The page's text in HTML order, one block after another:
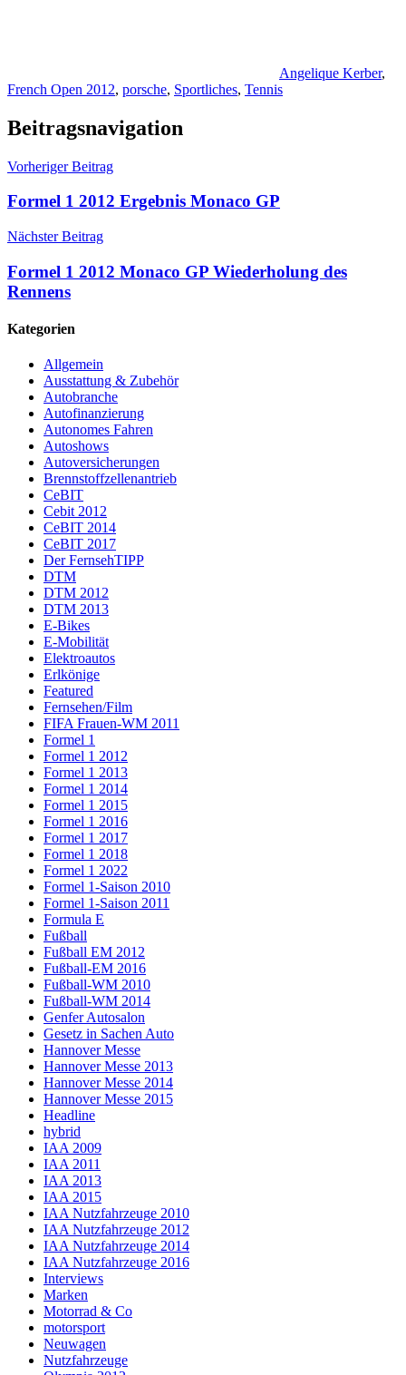
Angelique Kerber,
French Open 2012, porsche, Sportliches, Tennis
Beitragsnavigation
Vorheriger Beitrag
Formel 1 2012 Ergebnis Monaco GP
Nächster Beitrag
Formel 1 2012 Monaco GP Wiederholung des
Rennens
Kategorien
Allgemein
Ausstattung & Zubehör
Autobranche
Autofinanzierung
Autonomes Fahren
Autoshows
Autoversicherungen
Brennstoffzellenantrieb
CeBIT
Cebit 2012
CeBIT 2014
CeBIT 2017
Der FernsehTIPP
DTM
DTM 2012
DTM 2013
E-Bikes
E-Mobilität
Elektroautos
Erlkönige
Featured
Fernsehen/Film
FIFA Frauen-WM 2011
Formel 1
Formel 1 2012
Formel 1 2013
Formel 1 2014
Formel 1 2015
Formel 1 2016
Formel 1 2017
Formel 1 2018
Formel 1 2022
Formel 1-Saison 2010
Formel 1-Saison 2011
Formula E
Fußball
Fußball EM 2012
Fußball-EM 2016
Fußball-WM 2010
Fußball-WM 2014
Genfer Autosalon
Gesetz in Sachen Auto
Hannover Messe
Hannover Messe 2013
Hannover Messe 2014
Hannover Messe 2015
Headline
hybrid
IAA 2009
IAA 2011
IAA 2013
IAA 2015
IAA Nutzfahrzeuge 2010
IAA Nutzfahrzeuge 2012
IAA Nutzfahrzeuge 2014
IAA Nutzfahrzeuge 2016
Interviews
Marken
Motorrad & Co
motorsport
Neuwagen
Nutzfahrzeuge